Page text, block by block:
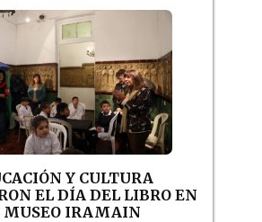
Y CULTURA
EL DÍA DEL LIBRO EN
MUSEO IRAMAIN